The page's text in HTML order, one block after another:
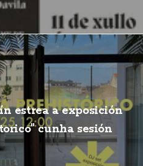
estrea a exposición
cunha sesión